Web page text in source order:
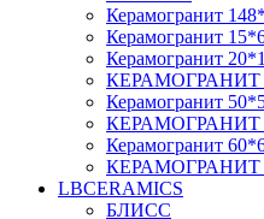
Керамогранит
Керамогранит
Керамогранит
КЕРАМОГРАНИТ
Керамогранит
КЕРАМОГРАНИТ
Керамогранит
КЕРАМОГРАНИТ
LBCERAMICS
БЛИСС